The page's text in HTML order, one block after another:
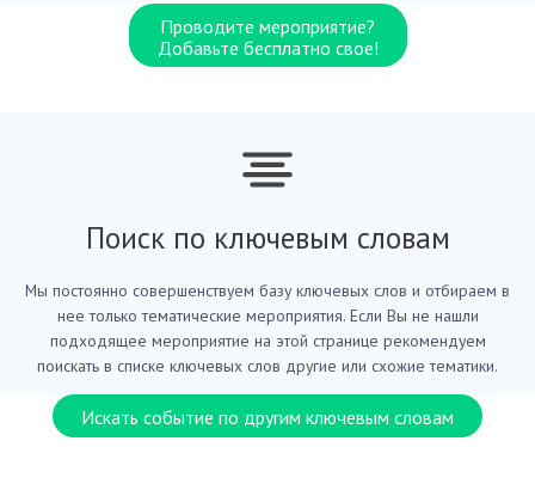
Проводите мероприятие?
Добавьте бесплатно свое!
Поиск по ключевым словам
Мы постоянно совершенствуем базу ключевых слов и отбираем в
нее только тематические мероприятия. Если Вы не нашли
подходящее мероприятие на этой странице рекомендуем
поискать в списке ключевых слов другие или схожие тематики.
Искать событие по другим ключевым словам